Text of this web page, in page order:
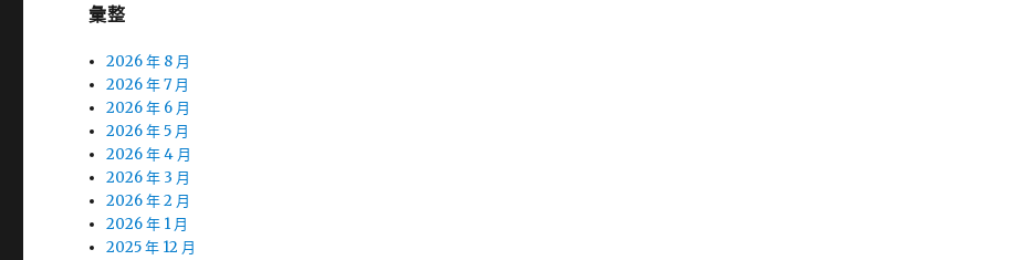
彙整
2026 年 8 月
2026 年 7 月
2026 年 6 月
2026 年 5 月
2026 年 4 月
2026 年 3 月
2026 年 2 月
2026 年 1 月
2025 年 12 月